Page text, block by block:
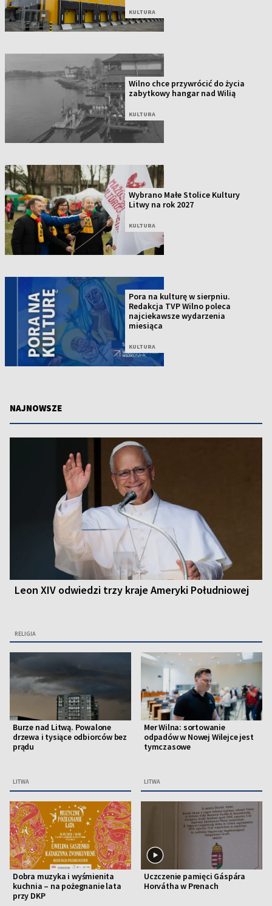
KULTURA
Wilno chce przywrócić do życia
zabytkowy hangar nad Wilią
KULTURA
Wybrano Małe Stolice Kultury
Litwy na rok 2027
KULTURA
Pora na kulturę w sierpniu.
Redakcja TVP Wilno poleca
najciekawsze wydarzenia
miesiąca
KULTURA
NAJNOWSZE
Leon XIV odwiedzi trzy kraje Ameryki Południowej
RELIGIA
Burze nad Litwą. Powalone
drzewa i tysiące odbiorców bez
prądu
LITWA
Mer Wilna: sortowanie
odpadów w Nowej Wilejce jest
tymczasowe
LITWA
Dobra muzyka i wyśmienita
kuchnia – na pożegnanie lata
przy DKP
Uczczenie pamięci Gáspára
Horvátha w Prenach